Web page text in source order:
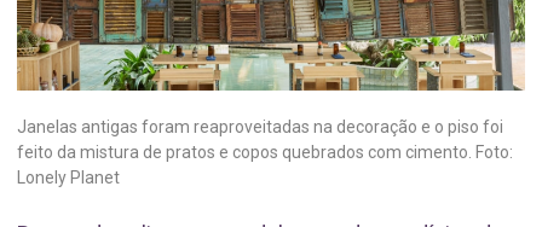
Janelas antigas foram reaproveitadas na decoração e o piso foi
feito da mistura de pratos e copos quebrados com cimento. Foto:
Lonely Planet